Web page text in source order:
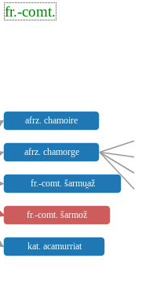
fr.-comt.
afrz. chamoire
afrz. chamorge
fr.-comt. šarmu̯až
fr.-comt. šarmož
kat. acamurriat